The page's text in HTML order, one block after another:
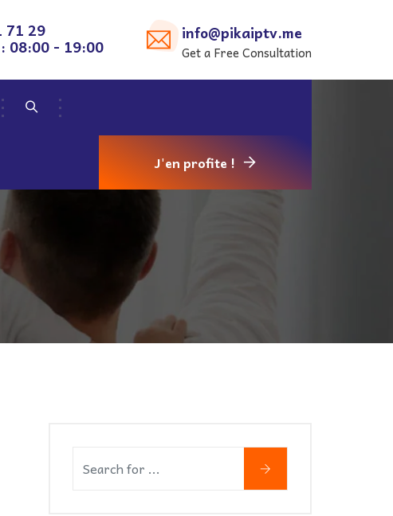
71 29
08:00 - 19:00
info@pikaiptv.me
Get a Free Consultation
J'en profite !